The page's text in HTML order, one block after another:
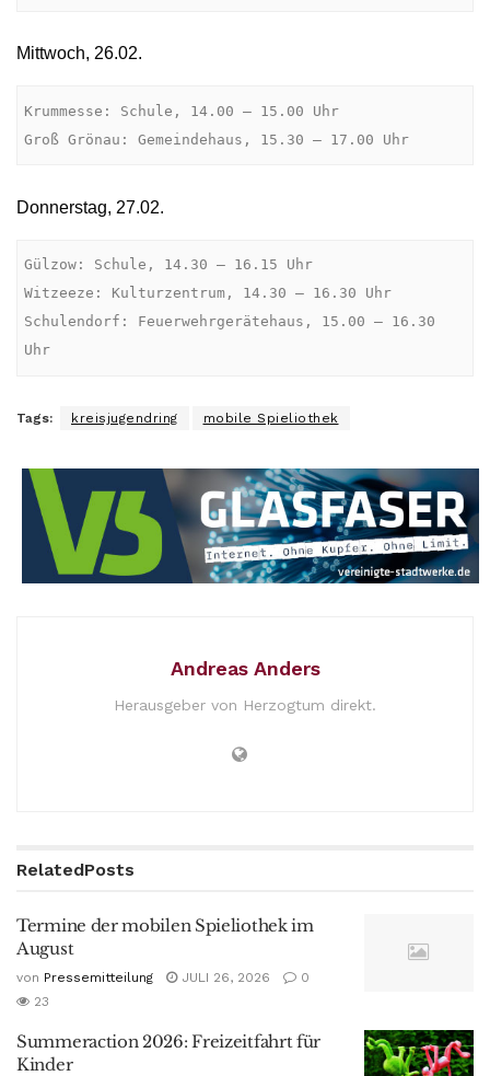
Mittwoch, 26.02.
Krummesse: Schule, 14.00 – 15.00 Uhr
Groß Grönau: Gemeindehaus, 15.30 – 17.00 Uhr
Donnerstag, 27.02.
Gülzow: Schule, 14.30 – 16.15 Uhr
Witzeeze: Kulturzentrum, 14.30 – 16.30 Uhr
Schulendorf: Feuerwehrgerätehaus, 15.00 – 16.30
Uhr
Tags: kreisjugendring mobile Spieliothek
Andreas Anders
Herausgeber von Herzogtum direkt.
RelatedPosts
Termine der mobilen Spieliothek im
August
von Pressemitteilung JULI 26, 2026
0
23
Summeraction 2026: Freizeitfahrt für
Kinder